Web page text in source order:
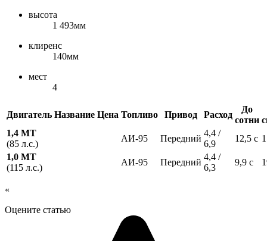
высота
1 493мм
клиренс
140мм
мест
4
Двигатель Название Цена Топливо Привод Расход
До
сотни
1,4 MT
(85 л.с.)
АИ-95 Передний
4,4 /
6,9
12,5 с
1,0 MT
(115 л.с.)
АИ-95 Передний
4,4 /
6,3
9,9 с
«
Оцените статью